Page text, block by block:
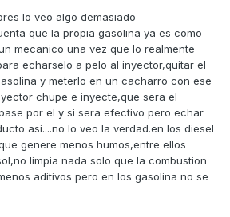
lo veo algo demasiado
que la propia gasolina ya es como
mecanico una vez que lo realmente
echarselo a pelo al inyector,quitar el
y meterlo en un cacharro con ese
chupe e inyecte,que sera el
por el y si sera efectivo pero echar
asi....no lo veo la verdad.en los diesel
genere menos humos,entre ellos
limpia nada solo que la combustion
aditivos pero en los gasolina no se